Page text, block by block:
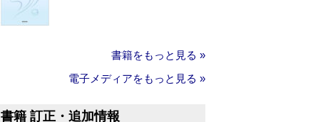
書籍をもっと見る »
電子メディアをもっと見る »
書籍 訂正・追加情報